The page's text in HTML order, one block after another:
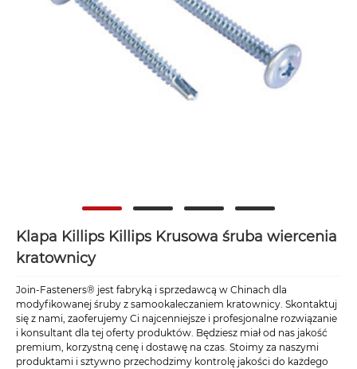
Klapa Killips Killips Krusowa śruba wiercenia
kratownicy
Join-Fasteners® jest fabryką i sprzedawcą w Chinach dla
modyfikowanej śruby z samookaleczaniem kratownicy. Skontaktuj
się z nami, zaoferujemy Ci najcenniejsze i profesjonalne rozwiązanie
i konsultant dla tej oferty produktów. Będziesz miał od nas jakość
premium, korzystną cenę i dostawę na czas. Stoimy za naszymi
produktami i sztywno przechodzimy kontrolę jakości do każdego